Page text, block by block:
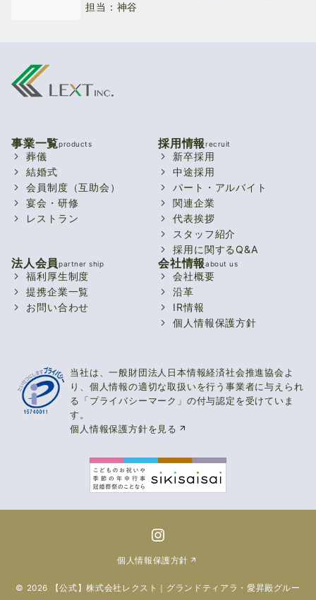
担当：神谷
事業一覧products
葬儀
結婚式
会員制度（互助会）
宴会・研修
レストラン
採用情報recruit
新卒採用
中途採用
パート・アルバイト
関連企業
代表挨拶
スタッフ紹介
採用に関するQ&A
法人会員partner ship
福利厚生制度
提携企業一覧
お問い合わせ
会社情報about us
会社概要
沿革
IR情報
個人情報保護方針
当社は、一般財団法人日本情報経済社会推進協会よ
り、 個 人情報の適切な取扱いを行う事業者に与えられ
る 「 プライバシーマーク」の付与認定を受けていま
す。
個人情報保護方針を見る
Instagram
個人情報保護方針
© 2026 【公式】株式会社レクスト｜グランドティアラ・愛昇殿グルー